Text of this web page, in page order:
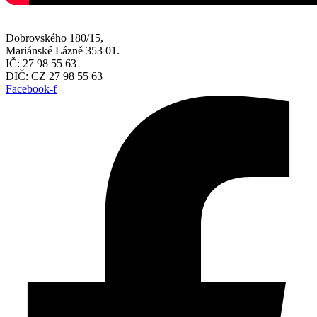
Dobrovského 180/15,
Mariánské Lázně 353 01.
IČ: 27 98 55 63
DIČ: CZ 27 98 55 63
Facebook-f